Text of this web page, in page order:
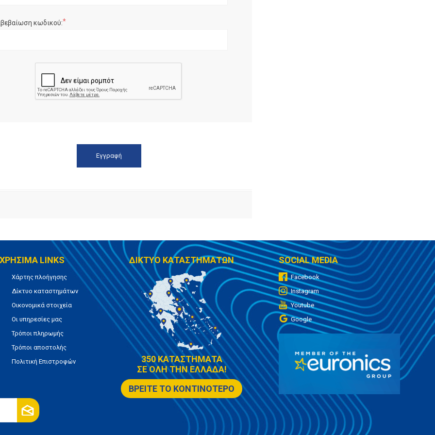
κωδικού:*
ΧΡΗΣΙΜΑ LINKS
Χάρτης πλοήγησης
Δίκτυο καταστημάτων
Οικονομικά στοιχεία
Οι υπηρεσίες μας
Τρόποι πληρωμής
Τρόποι αποστολής
Πολιτική Επιστροφών
ΔΙΚΤΥΟ ΚΑΤΑΣΤΗΜΑΤΩΝ
350 ΚΑΤΑΣΤΗΜΑΤΑ
ΣΕ ΟΛΗ ΤΗΝ ΕΛΛΑΔΑ!
ΒΡΕΙΤΕ ΤΟ ΚΟΝΤΙΝΟΤΕΡΟ
SOCIAL MEDIA
Facebook
Instagram
Youtube
Google